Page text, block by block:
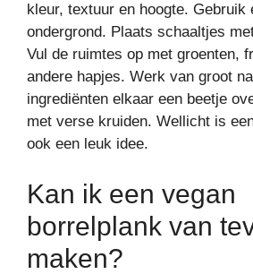
kleur, textuur en hoogte. Gebruik
ondergrond. Plaats schaaltjes
Vul de ruimtes op met groenten,
andere hapjes. Werk van groot
ingrediënten elkaar een beetje
met verse kruiden. Wellicht is
ook een leuk idee.
Kan ik een vegan
borrelplank van
maken?